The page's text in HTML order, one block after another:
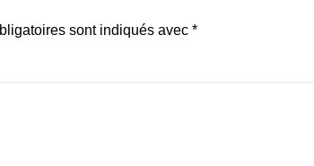
sont indiqués avec *